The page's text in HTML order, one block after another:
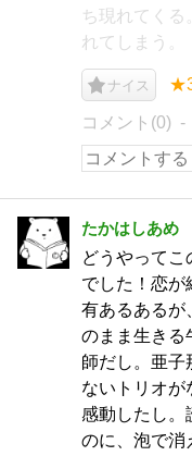
ち現れてくる
れてしまう。
ナイス
コメント(0)
たかはしあめ
どうやって
でした！恋が
有あるあるが
のまま生きる
師だし。亜子
ないトリオが
感動したし。
のに、泡で消